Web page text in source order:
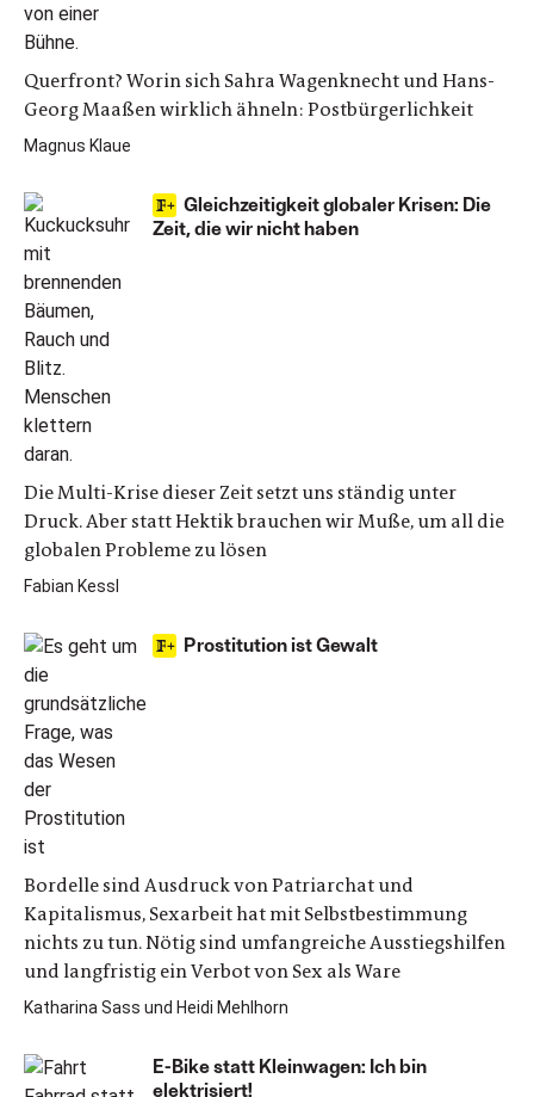
Querfront? Worin sich Sahra Wagenknecht und Hans-
Georg Maaßen wirklich ähneln: Postbürgerlichkeit
Magnus Klaue
Gleichzeitigkeit globaler Krisen: Die
Zeit, die wir nicht haben
Die Multi-Krise dieser Zeit setzt uns ständig unter
Druck. Aber statt Hektik brauchen wir Muße, um all die
globalen Probleme zu lösen
Fabian Kessl
Prostitution ist Gewalt
Bordelle sind Ausdruck von Patriarchat und
Kapitalismus, Sexarbeit hat mit Selbstbestimmung
nichts zu tun. Nötig sind umfangreiche Ausstiegshilfen
und langfristig ein Verbot von Sex als Ware
Katharina Sass und Heidi Mehlhorn
E-Bike statt Kleinwagen: Ich bin
elektrisiert!